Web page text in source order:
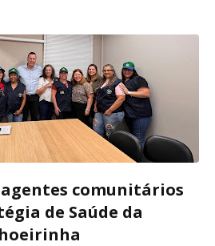
comunitários
de Saúde da